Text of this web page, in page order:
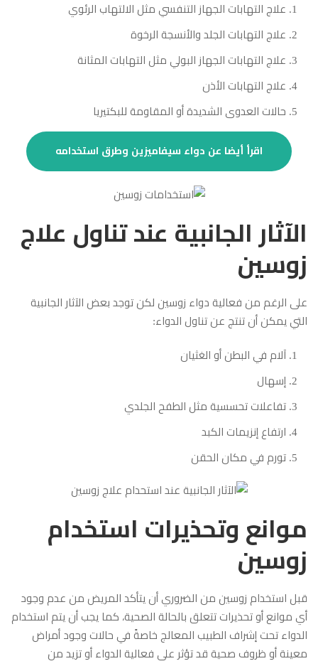
علاج التهابات الجهاز التنفسي مثل الالتهاب الرئوي
علاج التهابات الجلد والأنسجة الرخوة
علاج التهابات الجهاز البولي مثل التهابات المثانة
علاج التهابات الأذن
حالات العدوى الشديدة أو المقاومة للبكتيريا
اقرأ أيضا عن دواء سيفاميزين وطرق استخدامه
الآثار الجانبية عند تناول علاج
زوسين
على الرغم من فعالية دواء زوسين لكن توجد بعض الآثار الجانبية
التي يمكن أن تنتج عن تناول الدواء:
آلام في البطن أو الغثيان
إسهال
تفاعلات تحسسية مثل الطفح الجلدي
ارتفاع إنزيمات الكبد
تورم في مكان الحقن
موانع وتحذيرات استخدام
زوسين
قبل استخدام زوسين من الضروري أن يتأكد المريض من عدم وجود
أي موانع أو تحذيرات تتعلق بالحالة الصحية، كما يجب أن يتم استخدام
الدواء تحت إشراف الطبيب المعالج خاصةً في حالات وجود أمراض
معينة أو ظروف صحية قد تؤثر على فعالية الدواء أو تزيد من